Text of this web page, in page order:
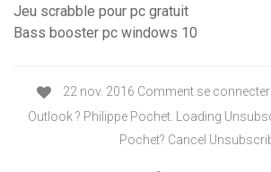
Jeu scrabble pour pc gratuit
Bass booster pc windows 10
22 nov. 2016 Comment se
Outlook ? Philippe Pochet. Loading
Pochet? Cancel